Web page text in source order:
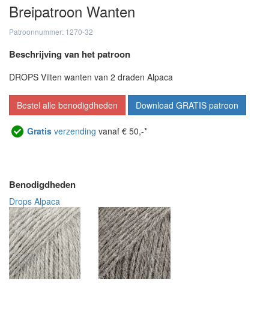
Breipatroon Wanten
Patroonnummer: 1270-32
Beschrijving van het patroon
DROPS Vilten wanten van 2 draden Alpaca
Bestel alle benodigdheden Download GRATIS patroon
Gratis verzending vanaf € 50,-*
Benodigdheden
Drops Alpaca